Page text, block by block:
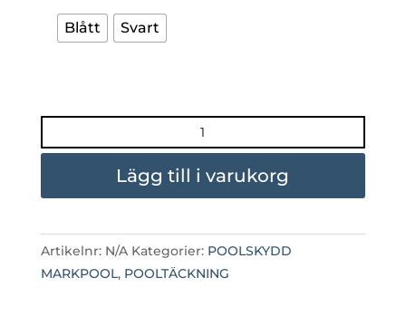
Blått Svart
4,2
RUND
mängd
Lägg till i varukorg
Artikelnr: N/A Kategorier: POOLSKYDD
MARKPOOL, POOLTÄCKNING